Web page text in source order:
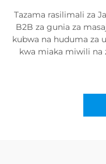
Tazama rasilimali za
B2B za gunia za
kubwa na huduma za
kwa miaka miwili na